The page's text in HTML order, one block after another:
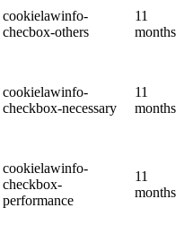
cookielawinfo-
checbox-others
11
months
cookielawinfo-
checkbox-necessary
11
months
cookielawinfo-
checkbox-
performance
11
months